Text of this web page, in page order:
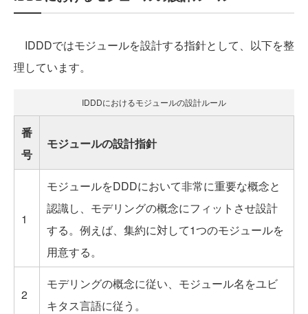
IDDDではモジュールを設計する指針として、以下を整
理しています。
IDDDにおけるモジュールの設計ルール
番
号
モジュールの設計指針
1
モジュールをDDDにおいて非常に重要な概念と
認識し、モデリングの概念にフィットさせ設計
する。例えば、集約に対して1つのモジュールを
用意する。
2
モデリングの概念に従い、モジュール名をユビ
キタス言語に従う。